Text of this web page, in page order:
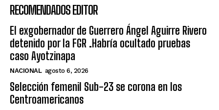
RECOMENDADOS EDITOR
El exgobernador de Guerrero Ángel Aguirre Rivero
detenido por la FGR .Habría ocultado pruebas
caso Ayotzinapa
NACIONAL agosto 6, 2026
Selección femenil Sub-23 se corona en los
Centroamericanos